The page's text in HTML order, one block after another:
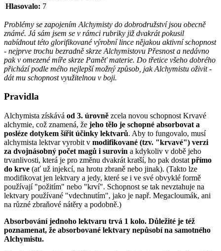
Hlasovalo: 7
Problémy se zapojením Alchymisty do dobrodružství jsou obecně
známé. Já sám jsem se v rámci rubriky již dvakrát pokusil
nabídnout této glorifikované výrobní lince nějakou aktivní schopnost
- nejprve trochu bezradně skrze Alchymistovu Přesnost a nedávno
pak v omezené míře skrze Paměť materie. Do třetice všeho dobrého
přichází podle mého nejlepší možný způsob, jak Alchymistu oživit -
dát mu schopnost využitelnou v boji.
Pravidla
Alchymista získává od 3. úrovně zcela novou schopnost Krvavé
alchymie, což znamená, že jeho tělo je schopné absorbovat a
posléze dotykem šířit účinky lektvarů. Aby to fungovalo, musí
alchymista lektvar vyrobit v modifikované (tzv. "krvavé") verzi
za dvojnásobný počet magů i surovin a kdykoliv v době jeho
trvanlivosti, která je pro změnu dvakrát kratší, ho pak dostat přímo
do krve (ať už injekcí, na hrotu zbraně nebo jinak). (Takto lze
modifikovat jen lektvary a jedy, které se i ve své obvyklé formě
používají "požitím" nebo "krví". Schopnost se tak nevztahuje na
lektvary používané "vdechnutím", jako je např. Megacloumák, ani
na různé zbraňové nátěry a podobně.)
Absorbování jednoho lektvaru trvá 1 kolo. Důležité je též
poznamenat, že absorbované lektvary nepůsobí na samotného
Alchymistu.